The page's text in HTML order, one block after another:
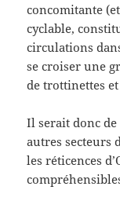
concomitante
cyclable,
circulations
se croiser une
de trottinettes
Il serait donc de
autres secteurs
les réticences